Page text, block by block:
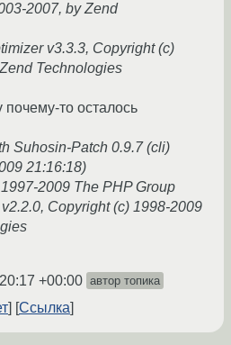
2007, by Zend
v3.3.3, Copyright (c)
Technologies
почему-то осталось
Suhosin-Patch 0.9.7 (cli)
21:16:18)
2009 The PHP Group
Copyright (c) 1998-2009
+00:00 автор топика
Ссылка